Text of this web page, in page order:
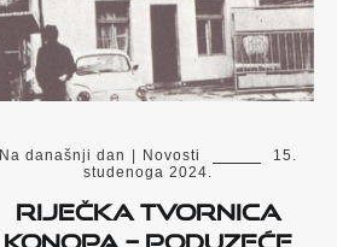
Na današnji dan Novosti
15.
studenoga 2024.
Riječka tvornica
konopa – poduzeće